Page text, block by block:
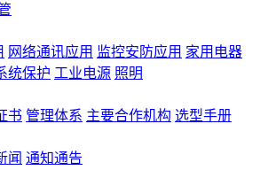
网络通讯应用 监控安防应用 家用电器
统保护 工业电源 照明
书 管理体系 主要合作机构 选型手册
闻 通知通告